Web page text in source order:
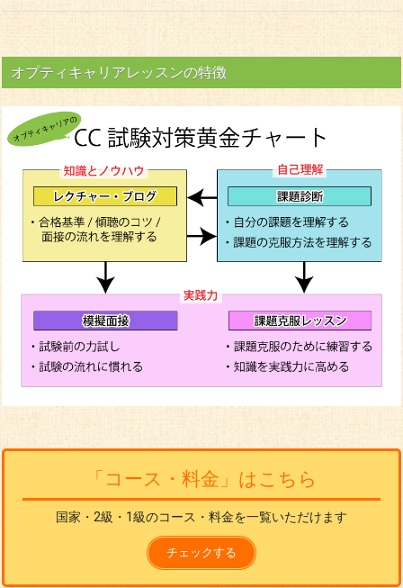
オプティキャリアレッスンの特徴
「コース・料金」はこちら
国家・2級・1級のコース・料金を一覧いただけます
チェックする